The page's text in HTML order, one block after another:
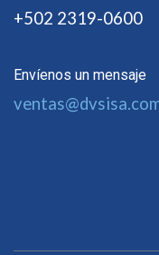
+502 2319-0600
Envíenos un mensaje